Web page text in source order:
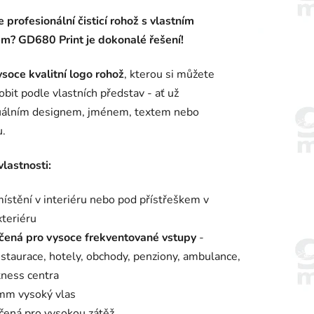
profesionální čisticí rohož s vlastním
GD680 Print je dokonalé řešení!
kvalitní logo rohož, kterou si můžete
podle vlastních představ - ať už
designem, jménem, textem nebo
v interiéru nebo pod přístřeškem v
pro vysoce frekventované vstupy -
hotely, obchody, penziony, ambulance,
centra
vysoký vlas